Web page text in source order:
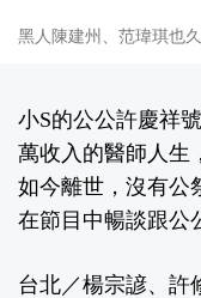
黑人陳建州、范瑋琪也
小S的公公許慶祥
萬收入的醫師人生
如今離世，沒有公
在節目中暢談跟公
台北／楊宗諺、